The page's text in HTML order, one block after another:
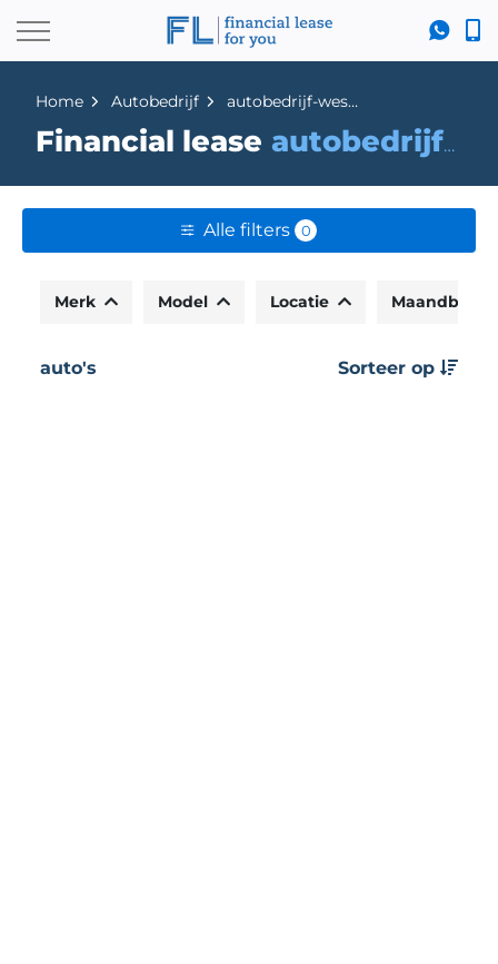
Home Autobedrijf autobedrijf-wessels-dedemsvaart-bv
Financial lease autobedrijf-wessels-dedemsvaart-bv
Alle filters 0
Merk Model Locatie
auto's Sorteer op